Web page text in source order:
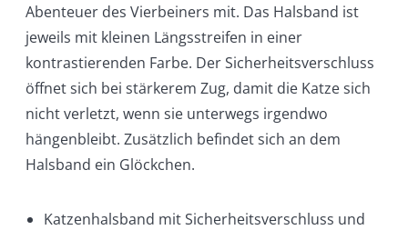
Abenteuer des Vierbeiners mit. Das Halsband ist
jeweils mit kleinen Längsstreifen in einer
kontrastierenden Farbe. Der Sicherheitsverschluss
öffnet sich bei stärkerem Zug, damit die Katze sich
nicht verletzt, wenn sie unterwegs irgendwo
hängenbleibt. Zusätzlich befindet sich an dem
Halsband ein Glöckchen.
Katzenhalsband mit Sicherheitsverschluss und